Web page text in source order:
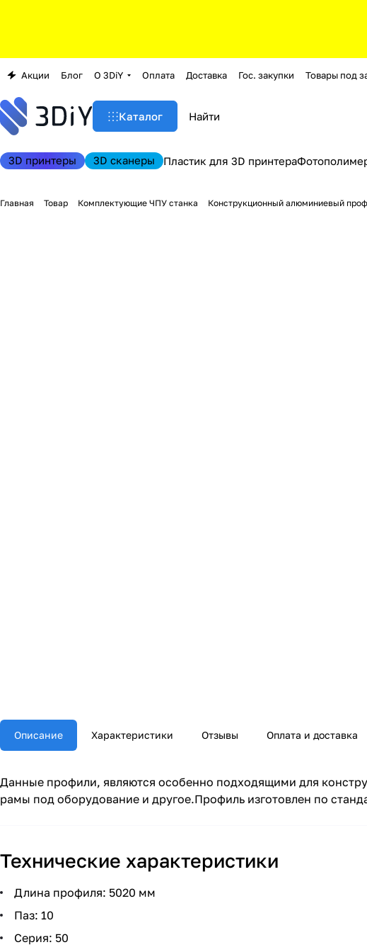
Акции Блог О 3DiY Оплата Доставка Гос. закупки Товары под
Каталог
3D принтеры 3D сканеры Пластик для 3D принтера
Главная Товар Комплектующие ЧПУ станка Конструкционный алюминиевый
Описание Характеристики Отзывы Оплата и доставка
Данные профили, являются особенно подходящими для
рамы под оборудование и другое.Профиль изготовлен по
Технические характеристики
Длина профиля: 5020 мм
Паз: 10
Серия: 50